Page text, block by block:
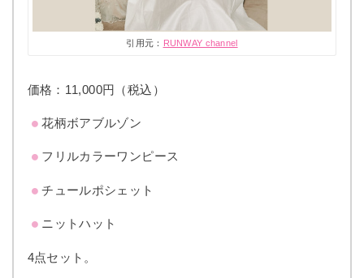
引用元： RUNWAY channel
価格：11,000円（税込）
花柄ボアブルゾン
フリルカラーワンピース
チュールポシェット
ニットハット
4点セット。